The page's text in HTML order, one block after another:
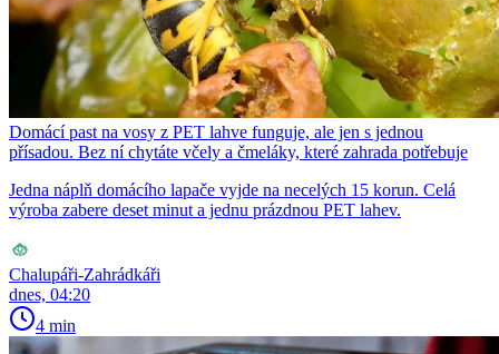
Domácí past na vosy z PET lahve funguje, ale jen s jednou
přísadou. Bez ní chytáte včely a čmeláky, které zahrada potřebuje
Jedna náplň domácího lapače vyjde na necelých 15 korun. Celá
výroba zabere deset minut a jednu prázdnou PET lahev.
Chalupáři-Zahrádkáři
dnes, 04:20
4 min